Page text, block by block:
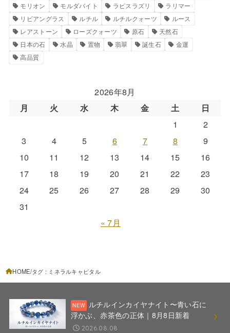
モリオン
モルダバイト ラピスラズリ
ラリマー
リビアングラス
ルチル ルチルクォーツ
ルース
レアストーン
ローズクォーツ 原石
天然石
日本の石
水晶 置物 翡翠 誕生石
金運
高品質
2026年8月
月
火 水 木 金 土
日
1
2
3
4 5 6 7 8
9
10
11 12 13 14 15
16
17
18 19 20 21 22
23
24
25 26 27 28 29
30
31
« 7月
HOME タグ : ミネラルキャピタル
ルチルインカイヤナイト〜青い石に
浮かぶ、赤茶色の正体｜8月8日新着
2026.08.08